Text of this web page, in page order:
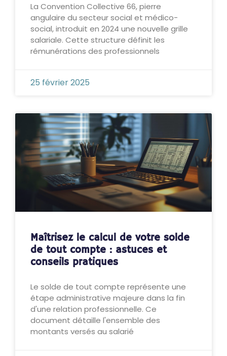
La Convention Collective 66, pierre
angulaire du secteur social et médico-
social, introduit en 2024 une nouvelle grille
salariale. Cette structure définit les
rémunérations des professionnels
25 février 2025
Maîtrisez le calcul de votre solde
de tout compte : astuces et
conseils pratiques
Le solde de tout compte représente une
étape administrative majeure dans la fin
d'une relation professionnelle. Ce
document détaille l'ensemble des
montants versés au salarié